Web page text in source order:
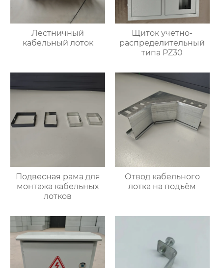
Лестничный
кабельный лоток
Щиток учетно-
распределительный
типа PZ30
Подвесная рама для
монтажа кабельных
лотков
Отвод кабельного
лотка на подъём